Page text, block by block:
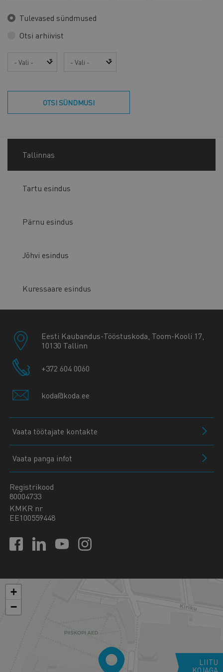
Tulevased sündmused
Otsi arhiivist
Aasta Kuu
OTSI SÜNDMUSI
Tallinnas
Tartu esindus
Pärnu esindus
Jõhvi esindus
Kuressaare esindus
Eesti Kaubandus-Tööstuskoda, Toom-Kooli 17,
10130 Tallinn
+372 604 0060
koda@koda.ee
Vaata töötajate kontakte
Vaata panga infot
Registrikood
80004733
KMKR nr
EE100559448
+
−
LIITU
KOJAGA